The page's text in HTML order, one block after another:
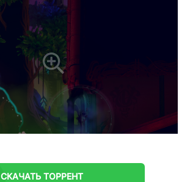
СКАЧАТЬ ТОРРЕНТ